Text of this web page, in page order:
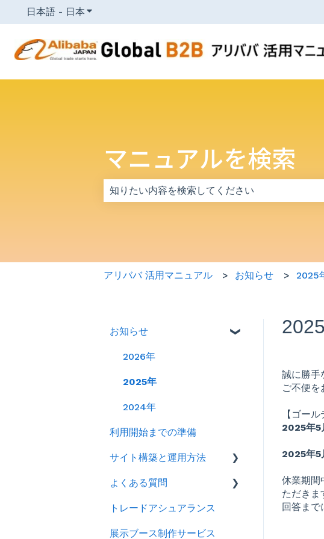
日本語 - 日本 翻訳のサブメニューを表示
マニュアルを検索
アリババ 活用マニュアル お知らせ 2025
誠に勝手
ご不便を
【ゴー
2025年5
2025年5
休業期間
ただきま
回答まで
お知らせ
2026年
2025年
2024年
利用開始までの準備
サイト構築と運用方法
会社情報を登録する
製品ページ登録の準備をす
よくある質問
ログイン
アカウント
トレードアシュアランス
展示ブース制作サービス